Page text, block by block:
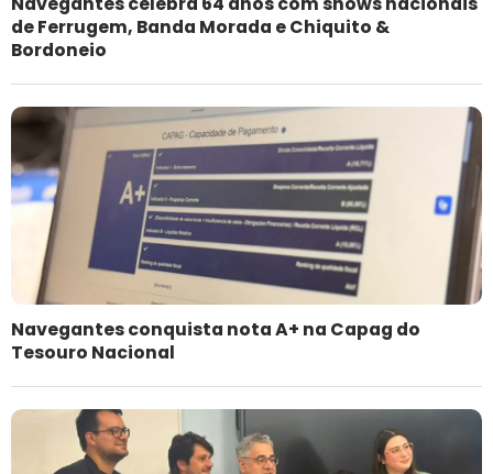
de Ferrugem, Banda Morada e Chiquito &
Bordoneio
Navegantes conquista nota A+ na Capag do
Tesouro Nacional